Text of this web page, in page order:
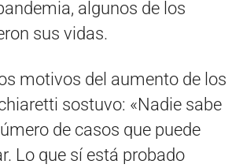
algunos de los
sus vidas.
motivos del aumento de los
sostuvo: «Nadie sabe
de casos que puede
Lo que sí está probado